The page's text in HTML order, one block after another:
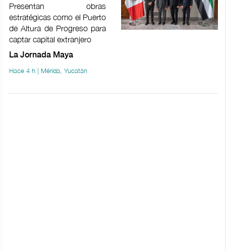
Presentan obras
estratégicas como el Puerto
de Altura de Progreso para
captar capital extranjero
La Jornada Maya
Hace 4 h | Mérida, Yucatán